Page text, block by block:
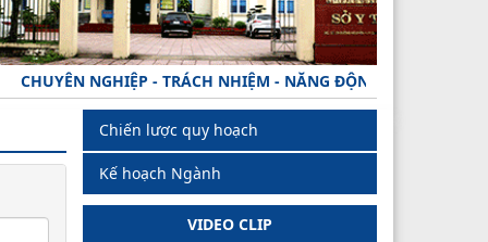
đào tạo khối ngành SK
bản công bố
phản ánh, kiến nghị về quy định hành chính
bản thu hồi
PM Quản lý hồ sơ CB CC, VC tỉnh
NGHIỆP - TRÁCH NHIỆM - NĂNG ĐỘNG - MINH BẠCH -
Chiến lược quy hoạch
Kế hoạch Ngành
VIDEO CLIP